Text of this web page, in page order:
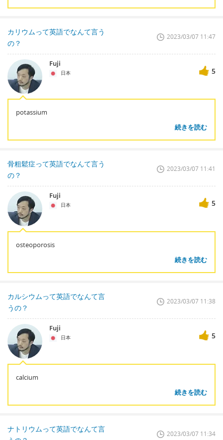
カリウムって英語でなんて言う
の？
2023/03/07 11:47
Fuji
日本 5
potassium
続きを読む
骨粗鬆症って英語でなんて言う
の？
2023/03/07 11:41
Fuji
日本 5
osteoporosis
続きを読む
カルシウムって英語でなんて言
うの？
2023/03/07 11:38
Fuji
日本 5
calcium
続きを読む
ナトリウムって英語でなんて言
2023/03/07 11:34